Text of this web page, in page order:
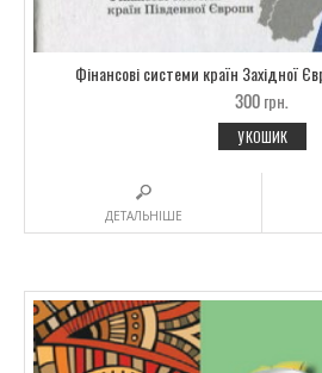
Фінансові системи країн Західної
300грн.
У КОШИК
ДЕТАЛЬНІШЕ